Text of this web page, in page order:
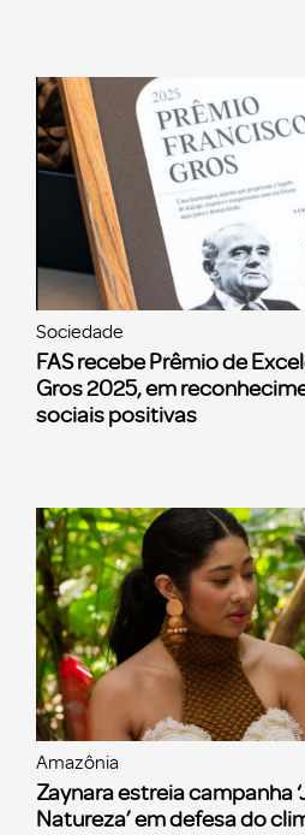
Sociedade
FAS recebe Prêmio de
Gros 2025, em
sociais positivas
Amazônia
Zaynara estreia campanha
Natureza’ em defesa do